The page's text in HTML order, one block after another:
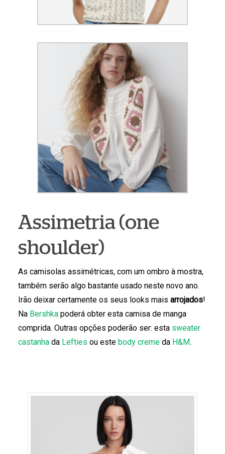
Assimetria (one
shoulder)
As camisolas assimétricas, com um ombro à mostra,
também serão algo bastante usado neste novo ano.
Irão deixar certamente os seus looks mais arrojados!
Na Bershkapoderá obter esta camisa de manga
comprida. Outras opções poderão ser: esta sweater
castanhada Lefties ou este body cremeda H&M.